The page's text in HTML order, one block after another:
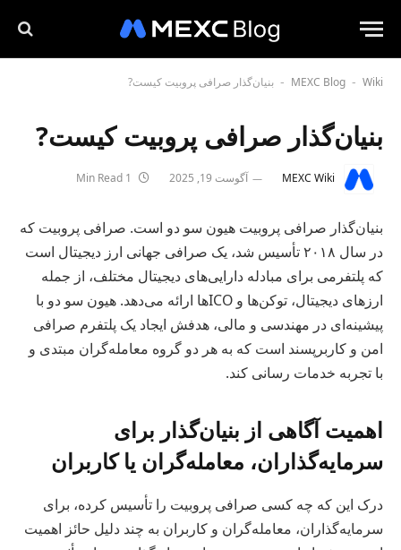
MEXC Blog - Wiki
- بنیان‌گذار صرافی پروبیت کیست?
بنیان‌گذار صرافی پروبیت کیست?
MEXC Wiki آگوست 19, 2025
بنیان‌گذار صرافی پروبیت هیون سو دو است. صرافی پروبیت که
در سال ۲۰۱۸ تأسیس شد، یک صرافی جهانی ارز دیجیتال است
که پلتفرمی برای مبادله دارایی‌های دیجیتال مختلف، از جمله
ارزهای دیجیتال، توکن‌ها و ICOها ارائه می‌دهد. هیون سو دو با
پیشینه‌ای در مهندسی و مالی، هدفش ایجاد یک پلتفرم صرافی
امن و کاربرپسند است که به هر دو گروه معامله‌گران مبتدی و
با تجربه خدمات رسانی کند.
اهمیت آگاهی از بنیان‌گذار برای
سرمایه‌گذاران، معامله‌گران یا کاربران
درک این که چه کسی صرافی پروبیت را تأسیس کرده، برای
سرمایه‌گذاران، معامله‌گران و کاربران به چند دلیل حائز اهمیت